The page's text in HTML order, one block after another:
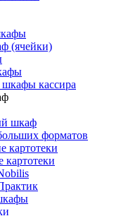
(ячейки)
кассира
шкаф
форматов
картотеки